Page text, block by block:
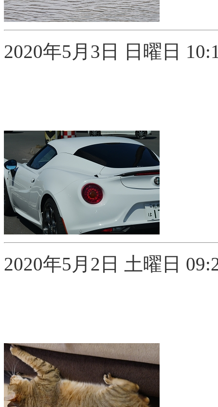
2020年5月3日 日曜日
2020年5月2日 土曜日